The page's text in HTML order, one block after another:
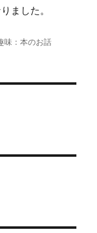
ました。
味：本のお話